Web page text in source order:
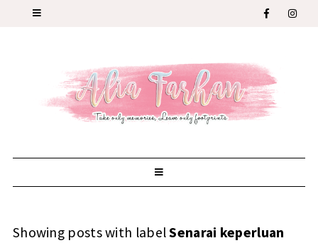
Showing posts with labelSenarai keperluan